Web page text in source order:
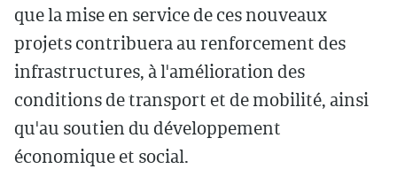
que la mise en service de ces nouveaux
projets contribuera au renforcement des
infrastructures, à l'amélioration des
conditions de transport et de mobilité, ainsi
qu'au soutien du développement
économique et social.